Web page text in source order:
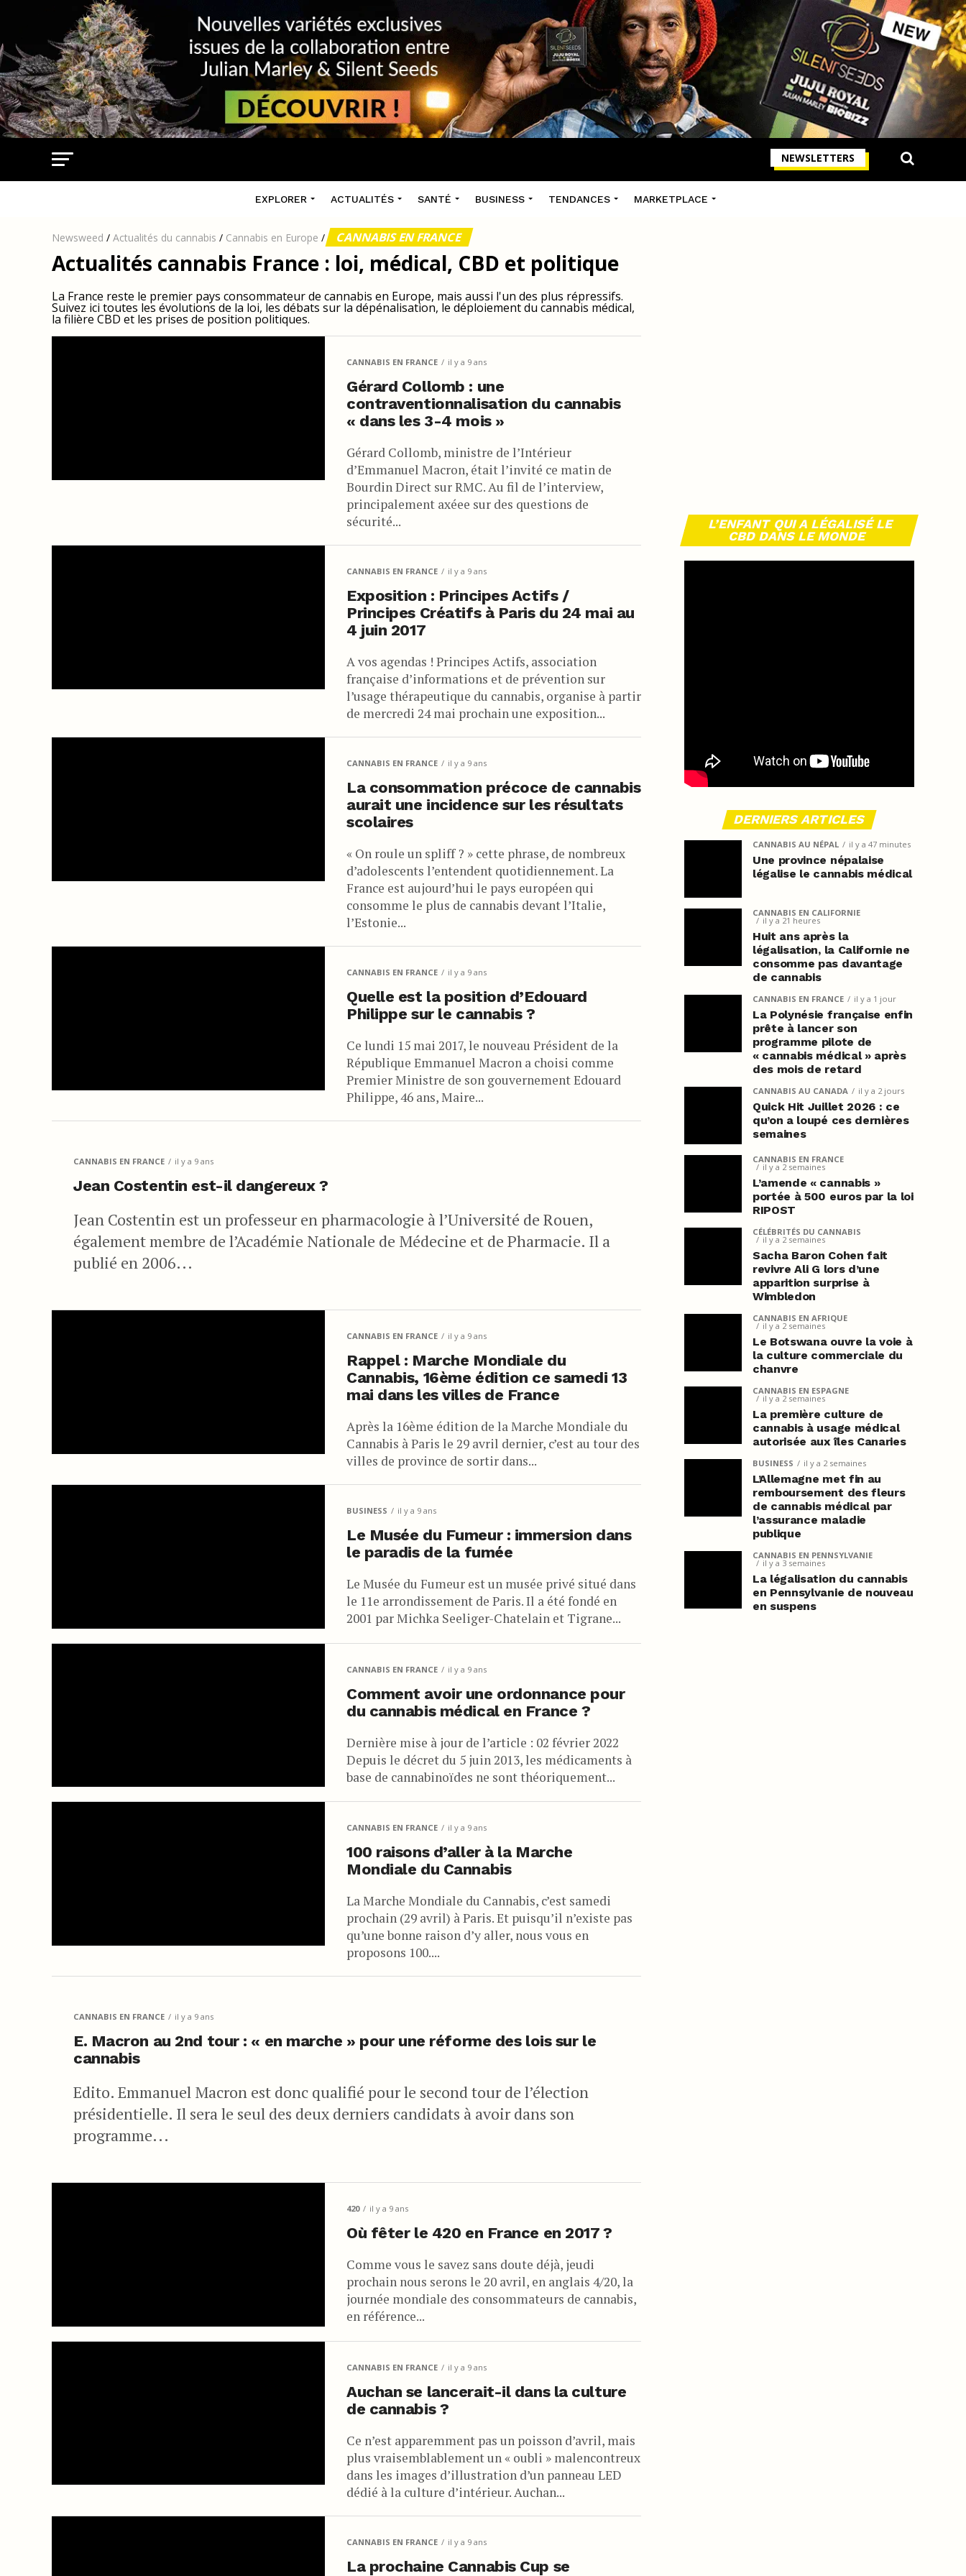
NEWSLETTERS
EXPLORER ACTUALITÉS SANTÉ BUSINESS TENDANCES MARKETPLACE
Newsweed / Actualités du cannabis / Cannabis en Europe / CANNABIS EN FRANCE
Actualités cannabis France : loi, médical, CBD et politique
La France reste le premier pays consommateur de cannabis en Europe, mais aussi l'un des plus répressifs.
Suivez ici toutes les évolutions de la loi, les débats sur la dépénalisation, le déploiement du cannabis médical,
la filière CBD et les prises de position politiques.
CANNABIS EN FRANCE il y a 9 ans
Gérard Collomb : une
contraventionnalisation du cannabis
« dans les 3-4 mois »
Gérard Collomb, ministre de l’Intérieur
d’Emmanuel Macron, était l’invité ce matin de
Bourdin Direct sur RMC. Au fil de l’interview,
principalement axéee sur des questions de
sécurité...
CANNABIS EN FRANCE il y a 9 ans
Exposition : Principes Actifs /
Principes Créatifs à Paris du 24 mai au
4 juin 2017
A vos agendas ! Principes Actifs, association
française d’informations et de prévention sur
l’usage thérapeutique du cannabis, organise à partir
de mercredi 24 mai prochain une exposition...
CANNABIS EN FRANCE il y a 9 ans
La consommation précoce de cannabis
aurait une incidence sur les résultats
scolaires
« On roule un spliff ? » cette phrase, de nombreux
d’adolescents l’entendent quotidiennement. La
France est aujourd’hui le pays européen qui
consomme le plus de cannabis devant l’Italie,
l’Estonie...
CANNABIS EN FRANCE il y a 9 ans
Quelle est la position d’Edouard
Philippe sur le cannabis ?
Ce lundi 15 mai 2017, le nouveau Président de la
République Emmanuel Macron a choisi comme
Premier Ministre de son gouvernement Edouard
Philippe, 46 ans, Maire...
CANNABIS EN FRANCE il y a 9 ans
Jean Costentin est-il dangereux ?
Jean Costentin est un professeur en pharmacologie à l’Université de Rouen,
également membre de l’Académie Nationale de Médecine et de Pharmacie. Il a
publié en 2006...
CANNABIS EN FRANCE il y a 9 ans
Rappel : Marche Mondiale du
Cannabis, 16ème édition ce samedi 13
mai dans les villes de France
Après la 16ème édition de la Marche Mondiale du
Cannabis à Paris le 29 avril dernier, c’est au tour des
villes de province de sortir dans...
BUSINESS il y a 9 ans
Le Musée du Fumeur : immersion dans
le paradis de la fumée
Le Musée du Fumeur est un musée privé situé dans
le 11e arrondissement de Paris. Il a été fondé en
2001 par Michka Seeliger-Chatelain et Tigrane...
CANNABIS EN FRANCE il y a 9 ans
Comment avoir une ordonnance pour
du cannabis médical en France ?
Dernière mise à jour de l’article : 02 février 2022
Depuis le décret du 5 juin 2013, les médicaments à
base de cannabinoïdes ne sont théoriquement...
CANNABIS EN FRANCE il y a 9 ans
100 raisons d’aller à la Marche
Mondiale du Cannabis
La Marche Mondiale du Cannabis, c’est samedi
prochain (29 avril) à Paris. Et puisqu’il n’existe pas
qu’une bonne raison d’y aller, nous vous en
proposons 100....
CANNABIS EN FRANCE il y a 9 ans
E. Macron au 2nd tour : « en marche » pour une réforme des lois sur le
cannabis
Edito. Emmanuel Macron est donc qualifié pour le second tour de l’élection
présidentielle. Il sera le seul des deux derniers candidats à avoir dans son
programme...
420 il y a 9 ans
Où fêter le 420 en France en 2017 ?
Comme vous le savez sans doute déjà, jeudi
prochain nous serons le 20 avril, en anglais 4/20, la
journée mondiale des consommateurs de cannabis,
en référence...
CANNABIS EN FRANCE il y a 9 ans
Auchan se lancerait-il dans la culture
de cannabis ?
Ce n’est apparemment pas un poisson d’avril, mais
plus vraisemblablement un « oubli » malencontreux
dans les images d’illustration d’un panneau LED
dédié à la culture d’intérieur. Auchan...
CANNABIS EN FRANCE il y a 9 ans
La prochaine Cannabis Cup se
L’ENFANT QUI A LÉGALISÉ LE
CBD DANS LE MONDE
DERNIERS ARTICLES
CANNABIS AU NÉPAL il y a 47 minutes
Une province népalaise
légalise le cannabis médical
CANNABIS EN CALIFORNIE
il y a 21 heures
Huit ans après la
légalisation, la Californie ne
consomme pas davantage
de cannabis
CANNABIS EN FRANCE il y a 1 jour
La Polynésie française enfin
prête à lancer son
programme pilote de
« cannabis médical » après
des mois de retard
CANNABIS AU CANADA il y a 2 jours
Quick Hit Juillet 2026 : ce
qu’on a loupé ces dernières
semaines
CANNABIS EN FRANCE
il y a 2 semaines
L’amende « cannabis »
portée à 500 euros par la loi
RIPOST
CÉLÉBRITÉS DU CANNABIS
il y a 2 semaines
Sacha Baron Cohen fait
revivre Ali G lors d’une
apparition surprise à
Wimbledon
CANNABIS EN AFRIQUE
il y a 2 semaines
Le Botswana ouvre la voie à
la culture commerciale du
chanvre
CANNABIS EN ESPAGNE
il y a 2 semaines
La première culture de
cannabis à usage médical
autorisée aux îles Canaries
BUSINESS il y a 2 semaines
L’Allemagne met fin au
remboursement des fleurs
de cannabis médical par
l’assurance maladie
publique
CANNABIS EN PENNSYLVANIE
il y a 3 semaines
La légalisation du cannabis
en Pennsylvanie de nouveau
en suspens